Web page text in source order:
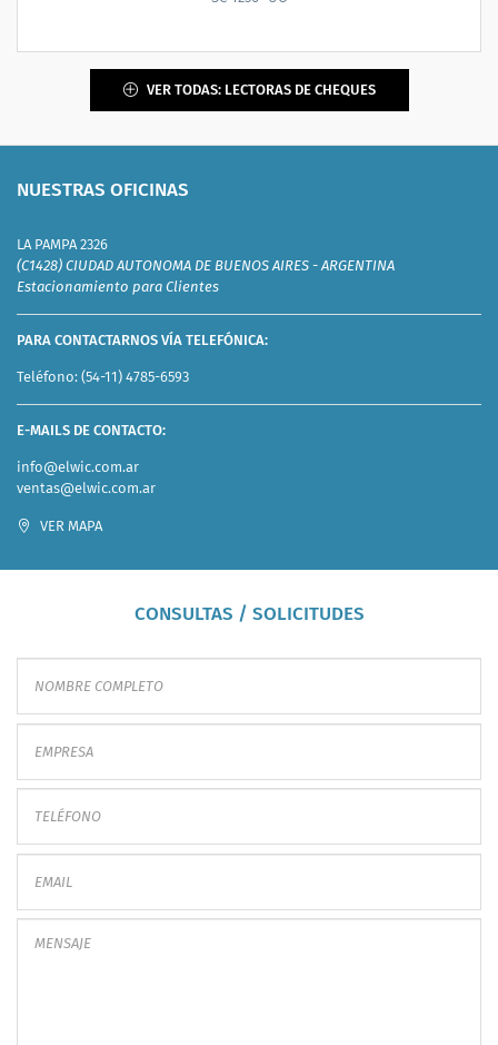
VER TODAS: LECTORAS DE CHEQUES
NUESTRAS OFICINAS
LA PAMPA 2326
(C1428) CIUDAD AUTONOMA DE BUENOS AIRES - ARGENTINA
Estacionamiento para Clientes
PARA CONTACTARNOS VÍA TELEFÓNICA:
Teléfono:(54-11) 4785-6593
E-MAILS DE CONTACTO:
info@elwic.com.ar
ventas@elwic.com.ar
VER MAPA
CONSULTAS / SOLICITUDES